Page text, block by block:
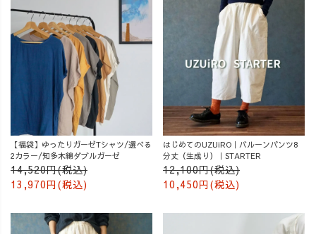
【福袋】ゆったりガーゼTシャツ/選べる
2カラー/知多木綿ダブルガーゼ
14,520円(税込)
13,970円(税込)
はじめてのUZUiRO｜バルーンパンツ8
分丈（生成り）｜STARTER
12,100円(税込)
10,450円(税込)